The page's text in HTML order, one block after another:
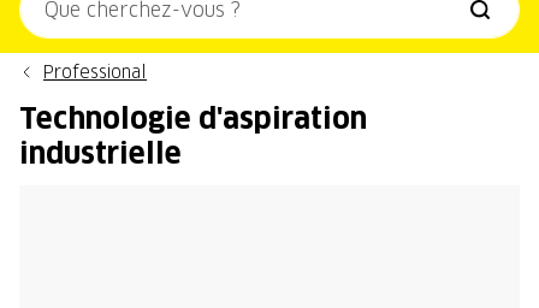
Professional
Technologie d'aspiration
industrielle